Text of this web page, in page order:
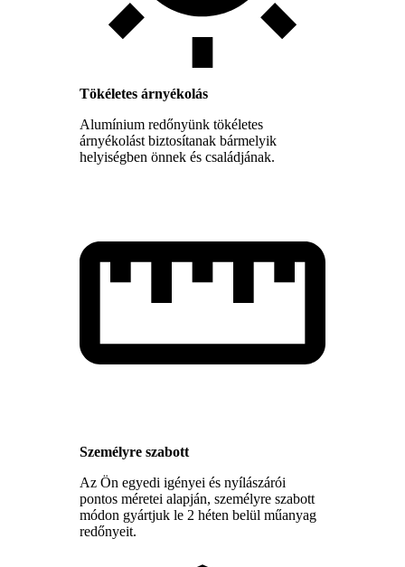
Tökéletes árnyékolás
Alumínium redőnyünk tökéletes
árnyékolást biztosítanak bármelyik
helyiségben önnek és családjának.
Személyre szabott
Az Ön egyedi igényei és nyílászárói
pontos méretei alapján, személyre szabott
módon gyártjuk le 2 héten belül műanyag
redőnyeit.